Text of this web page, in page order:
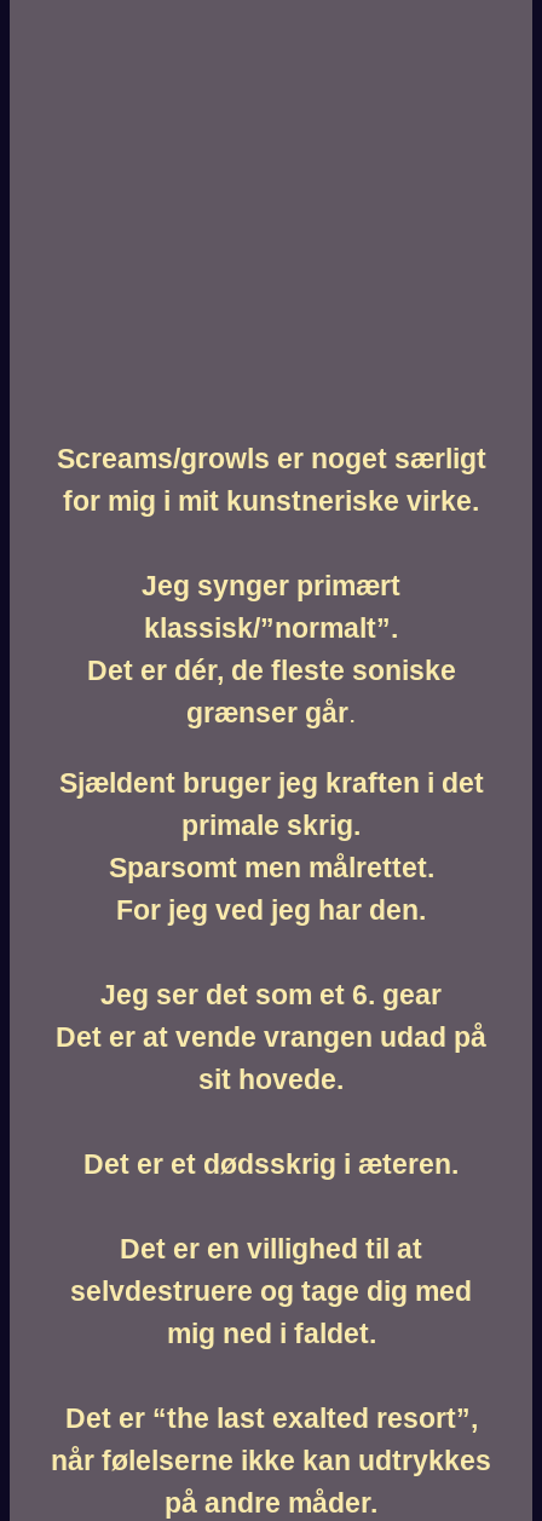
Screams/growls er noget særligt
for mig i mit kunstneriske virke.
Jeg synger primært
klassisk/”normalt”.
Det er dér, de fleste soniske
grænser går.
Sjældent bruger jeg kraften i det
primale skrig.
Sparsomt men målrettet.
For jeg ved jeg har den.
Jeg ser det som et 6. gear
Det er at vende vrangen udad på
sit hovede.
Det er et dødsskrig i æteren.
Det er en villighed til at
selvdestruere og tage dig med
mig ned i faldet.
Det er “the last exalted resort”,
når følelserne ikke kan udtrykkes
på andre måder.